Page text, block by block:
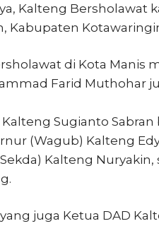
Kalteng Bersholawat
Kabupaten
di Kota Manis
Farid Muthohar
Sugianto Sabran
(Wagub) Kalteng
Kalteng
juga Ketua DAD